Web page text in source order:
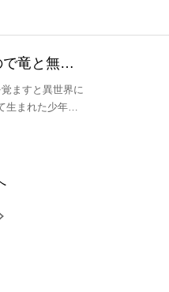
』の発売を知
竜と無双
ますと異世界に
生まれた少年が